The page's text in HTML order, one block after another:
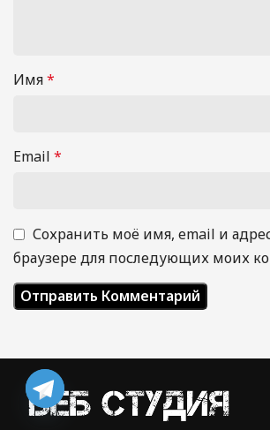
Имя*
Email *
Сохранить моё имя, email и
браузере для последующих моих